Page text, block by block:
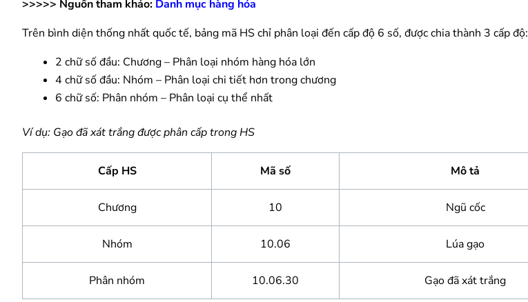
>>>>> Nguồn tham khảo: Danh mục hàng hóa
Trên bình diện thống nhất quốc tế, bảng mã HS chỉ phân loại đến cấp độ 6 số, được chia thành 3 cấp độ:
2 chữ số đầu: Chương – Phân loại nhóm hàng hóa lớn
4 chữ số đầu: Nhóm – Phân loại chi tiết hơn trong chương
6 chữ số: Phân nhóm – Phân loại cụ thể nhất
Ví dụ: Gạo đã xát trắng được phân cấp trong HS
Cấp HS Mã số Mô tả
Chương 10 Ngũ cốc
Nhóm 10.06 Lúa gạo
Phân nhóm 10.06.30 Gạo đã xát trắng